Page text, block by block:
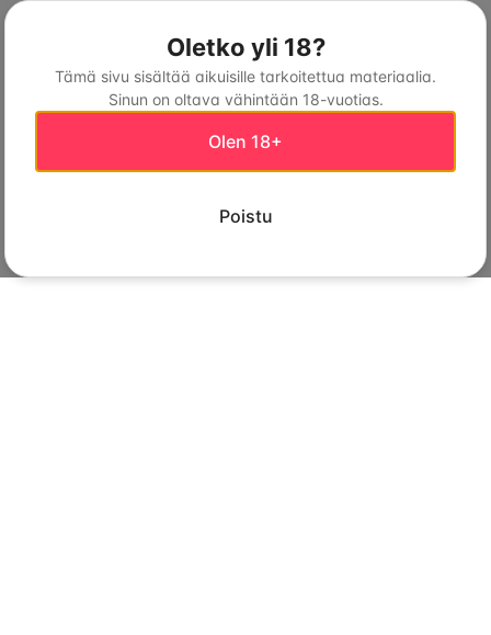
Oletko yli 18?
Tämä sivu sisältää aikuisille tarkoitettua materiaalia.
Sinun on oltava vähintään 18-vuotias.
Olen 18+
Poistu